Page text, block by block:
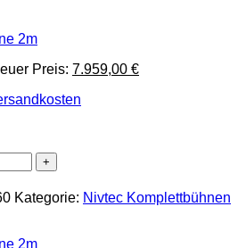
Preis: 7.959,00 €Aktueller
Kategorie: Nivtec Komplettbühnen